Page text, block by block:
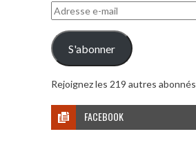
Adresse
e-
mail
S'abonner
Rejoignez les 219 autres abonnés
FACEBOOK